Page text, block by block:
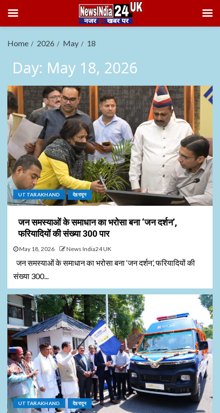
Home 2026 May 18
Day: May 18, 2026
UTTARAKHAND देहरादून
जन समस्याओं के समाधान का भरोसा बना ‘जन दर्शन’,
फरियादियों की संख्या 300 पार
May 18, 2026 News India24 UK
जन समस्याओं के समाधान का भरोसा बना ‘जन दर्शन’, फरियादियों की
संख्या 300...
UTTARAKHAND देहरादून